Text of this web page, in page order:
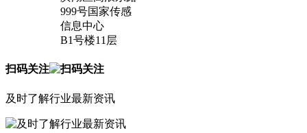
999号国家传感
信息中心
B1号楼11层
扫码关注
及时了解行业最新资讯